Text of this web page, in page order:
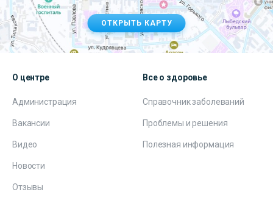
ОТКРЫТЬ КАРТУ
О центре
Администрация
Вакансии
Видео
Новости
Отзывы
Все о здоровье
Справочник заболеваний
Проблемы и решения
Полезная информация